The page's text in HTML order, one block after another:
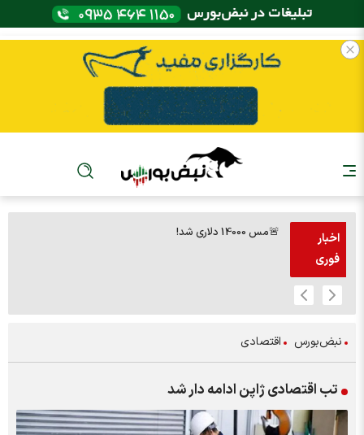
اخبار
فوری
🚨مس 14000 دلاری شد!
نبض‌بورس اقتصادی
تب اقتصادی ژاپن ادامه دار شد